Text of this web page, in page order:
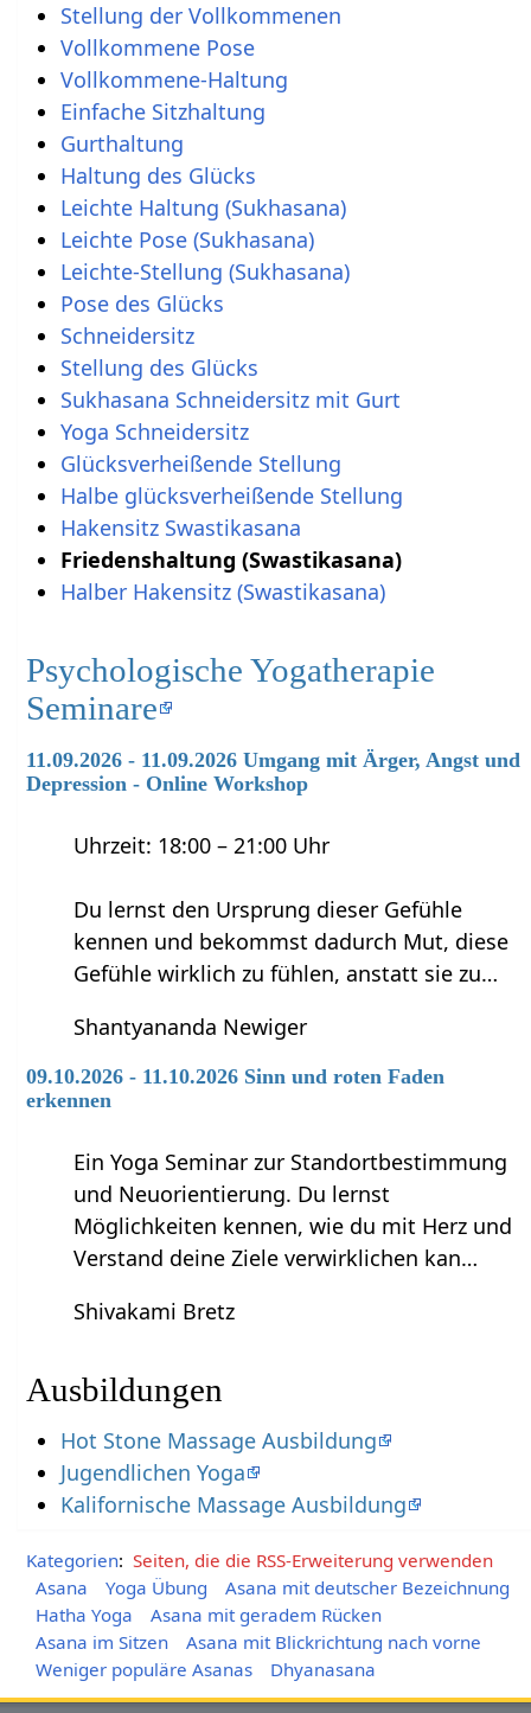
Stellung der Vollkommenen
Vollkommene Pose
Vollkommene-Haltung
Einfache Sitzhaltung
Gurthaltung
Haltung des Glücks
Leichte Haltung (Sukhasana)
Leichte Pose (Sukhasana)
Leichte-Stellung (Sukhasana)
Pose des Glücks
Schneidersitz
Stellung des Glücks
Sukhasana Schneidersitz mit Gurt
Yoga Schneidersitz
Glücksverheißende Stellung
Halbe glücksverheißende Stellung
Hakensitz Swastikasana
Friedenshaltung (Swastikasana)
Halber Hakensitz (Swastikasana)
Psychologische Yogatherapie
Seminare
11.09.2026 - 11.09.2026 Umgang mit Ärger, Angst und
Depression - Online Workshop
Uhrzeit: 18:00 – 21:00 Uhr
Du lernst den Ursprung dieser Gefühle
kennen und bekommst dadurch Mut, diese
Gefühle wirklich zu fühlen, anstatt sie zu…
Shantyananda Newiger
09.10.2026 - 11.10.2026 Sinn und roten Faden
erkennen
Ein Yoga Seminar zur Standortbestimmung
und Neuorientierung. Du lernst
Möglichkeiten kennen, wie du mit Herz und
Verstand deine Ziele verwirklichen kan…
Shivakami Bretz
Ausbildungen
Hot Stone Massage Ausbildung
Jugendlichen Yoga
Kalifornische Massage Ausbildung
Kategorien: Seiten, die die RSS-Erweiterung verwenden
Asana
Yoga Übung
Asana mit deutscher Bezeichnung
Hatha Yoga
Asana mit geradem Rücken
Asana im Sitzen
Asana mit Blickrichtung nach vorne
Weniger populäre Asanas
Dhyanasana